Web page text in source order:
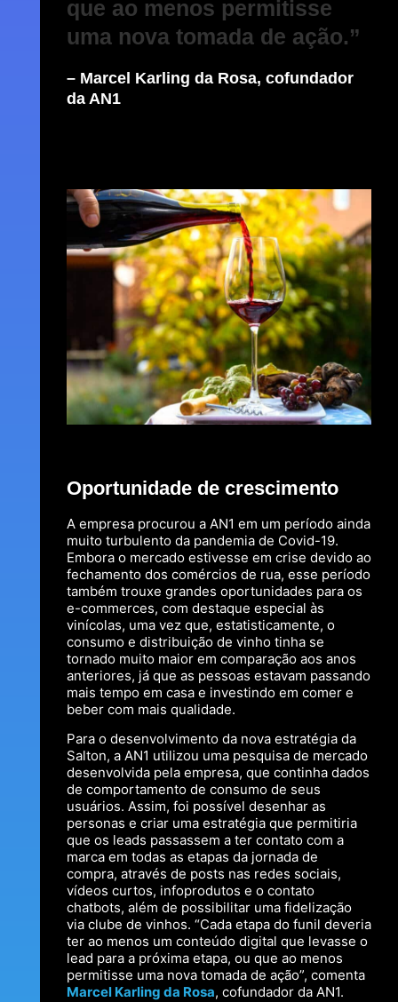
Oportunidade de crescimento
A empresa procurou a AN1 em um período ainda
muito turbulento da pandemia de Covid-19.
Embora o mercado estivesse em crise devido ao
fechamento dos comércios de rua, esse período
também trouxe grandes oportunidades para os
e-commerces, com destaque especial às
vinícolas, uma vez que, estatisticamente, o
consumo e distribuição de vinho tinha se
tornado muito maior em comparação aos anos
anteriores, já que as pessoas estavam passando
mais tempo em casa e investindo em comer e
beber com mais qualidade.
Para o desenvolvimento da nova estratégia da
Salton, a AN1 utilizou uma pesquisa de mercado
desenvolvida pela empresa, que continha dados
de comportamento de consumo de seus
usuários. Assim, foi possível desenhar as
personas e criar uma estratégia que permitiria
que os leads passassem a ter contato com a
marca em todas as etapas da jornada de
compra, através de posts nas redes sociais,
vídeos curtos, infoprodutos e o contato
chatbots, além de possibilitar uma fidelização
via clube de vinhos. “Cada etapa do funil deveria
ter ao menos um conteúdo digital que levasse o
lead para a próxima etapa, ou que ao menos
permitisse uma nova tomada de ação”, comenta
Marcel Karling da Rosa, cofundador da AN1.
que ao menos permitisse
uma nova tomada de ação.”
– Marcel Karling da Rosa, cofundador
da AN1